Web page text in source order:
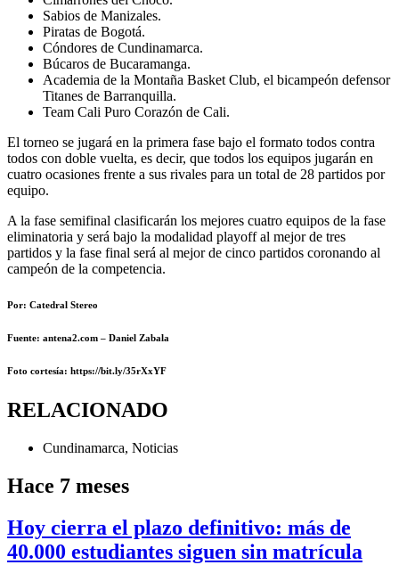
Sabios de Manizales.
Piratas de Bogotá.
Cóndores de Cundinamarca.
Búcaros de Bucaramanga.
Academia de la Montaña Basket Club, el bicampeón defensor
Titanes de Barranquilla.
Team Cali Puro Corazón de Cali.
El torneo se jugará en la primera fase bajo el formato todos contra
todos con doble vuelta, es decir, que todos los equipos jugarán en
cuatro ocasiones frente a sus rivales para un total de 28 partidos por
equipo.
A la fase semifinal clasificarán los mejores cuatro equipos de la fase
eliminatoria y será bajo la modalidad playoff al mejor de tres
partidos y la fase final será al mejor de cinco partidos coronando al
campeón de la competencia.
Por: Catedral Stereo
Fuente: antena2.com – Daniel Zabala
Foto cortesía: https://bit.ly/35rXxYF
RELACIONADO
Cundinamarca, Noticias
Hace 7 meses
Hoy cierra el plazo definitivo: más de
40.000 estudiantes siguen sin matrícula